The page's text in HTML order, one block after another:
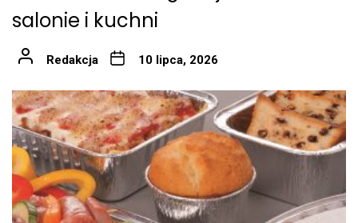
salonie i kuchni
Redakcja 10 lipca, 2026